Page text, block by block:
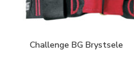
Challenge BG Brystsele